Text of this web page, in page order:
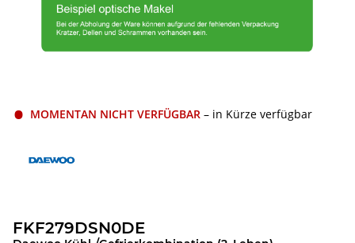
MOMENTAN NICHT VERFÜGBAR – in Kürze verfügbar
FKF279DSN0DE